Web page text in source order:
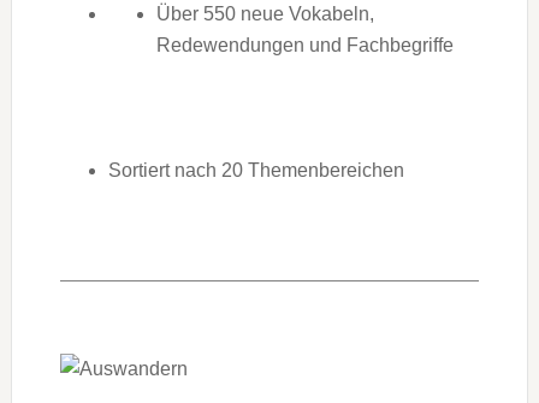
Über 550 neue Vokabeln,
Redewendungen und Fachbegriffe
Sortiert nach 20 Themenbereichen